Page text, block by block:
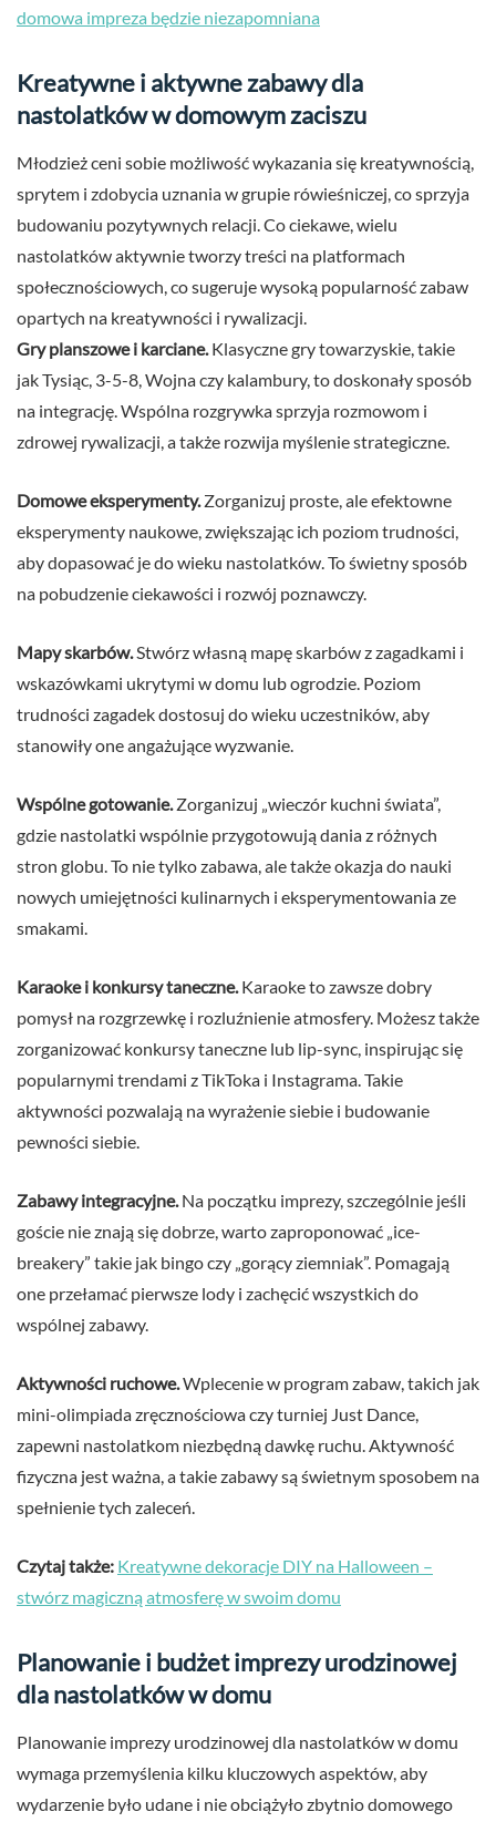
domowa impreza będzie niezapomniana
Kreatywne i aktywne zabawy dla
nastolatków w domowym zaciszu
Młodzież ceni sobie możliwość wykazania się kreatywnością,
sprytem i zdobycia uznania w grupie rówieśniczej, co sprzyja
budowaniu pozytywnych relacji. Co ciekawe, wielu
nastolatków aktywnie tworzy treści na platformach
społecznościowych, co sugeruje wysoką popularność zabaw
opartych na kreatywności i rywalizacji.
Gry planszowe i karciane. Klasyczne gry towarzyskie, takie
jak Tysiąc, 3-5-8, Wojna czy kalambury, to doskonały sposób
na integrację. Wspólna rozgrywka sprzyja rozmowom i
zdrowej rywalizacji, a także rozwija myślenie strategiczne.
Domowe eksperymenty. Zorganizuj proste, ale efektowne
eksperymenty naukowe, zwiększając ich poziom trudności,
aby dopasować je do wieku nastolatków. To świetny sposób
na pobudzenie ciekawości i rozwój poznawczy.
Mapy skarbów. Stwórz własną mapę skarbów z zagadkami i
wskazówkami ukrytymi w domu lub ogrodzie. Poziom
trudności zagadek dostosuj do wieku uczestników, aby
stanowiły one angażujące wyzwanie.
Wspólne gotowanie. Zorganizuj „wieczór kuchni świata”,
gdzie nastolatki wspólnie przygotowują dania z różnych
stron globu. To nie tylko zabawa, ale także okazja do nauki
nowych umiejętności kulinarnych i eksperymentowania ze
smakami.
Karaoke i konkursy taneczne. Karaoke to zawsze dobry
pomysł na rozgrzewkę i rozluźnienie atmosfery. Możesz także
zorganizować konkursy taneczne lub lip-sync, inspirując się
popularnymi trendami z TikToka i Instagrama. Takie
aktywności pozwalają na wyrażenie siebie i budowanie
pewności siebie.
Zabawy integracyjne. Na początku imprezy, szczególnie jeśli
goście nie znają się dobrze, warto zaproponować „ice-
breakery” takie jak bingo czy „gorący ziemniak”. Pomagają
one przełamać pierwsze lody i zachęcić wszystkich do
wspólnej zabawy.
Aktywności ruchowe.Wplecenie w program zabaw, takich jak
mini-olimpiada zręcznościowa czy turniej Just Dance,
zapewni nastolatkom niezbędną dawkę ruchu. Aktywność
fizyczna jest ważna, a takie zabawy są świetnym sposobem na
spełnienie tych zaleceń.
Czytaj także: Kreatywne dekoracje DIY na Halloween –
stwórz magiczną atmosferę w swoim domu
Planowanie i budżet imprezy urodzinowej
dla nastolatków w domu
Planowanie imprezy urodzinowej dla nastolatków w domu
wymaga przemyślenia kilku kluczowych aspektów, aby
wydarzenie było udane i nie obciążyło zbytnio domowego